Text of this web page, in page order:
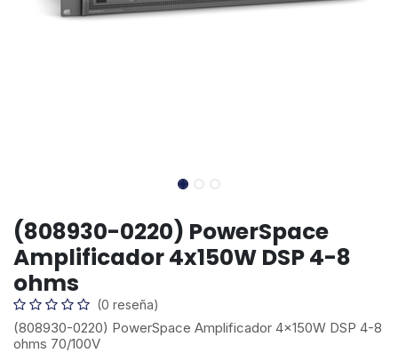
(808930-0220) PowerSpace
Amplificador 4x150W DSP 4-8
ohms
(0 reseña)
(808930-0220) PowerSpace Amplificador 4x150W DSP 4-8
ohms 70/100V